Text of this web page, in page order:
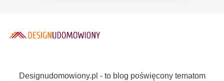
Designudomowiony.pl - to blog poświęcony tematom